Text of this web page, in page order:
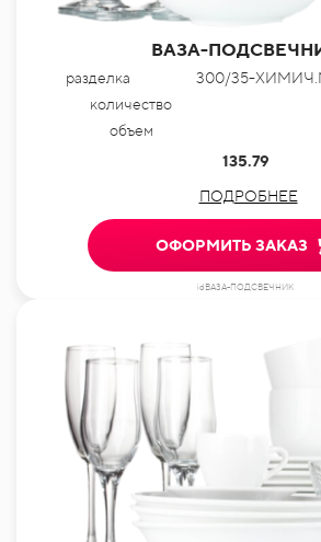
ВАЗА-
разделка
300/35-
количество
объем
135.79
ПОДРОБНЕЕ
ОФОРМИТЬ ЗАКАЗ
idВАЗА-ПОДСВЕЧНИК